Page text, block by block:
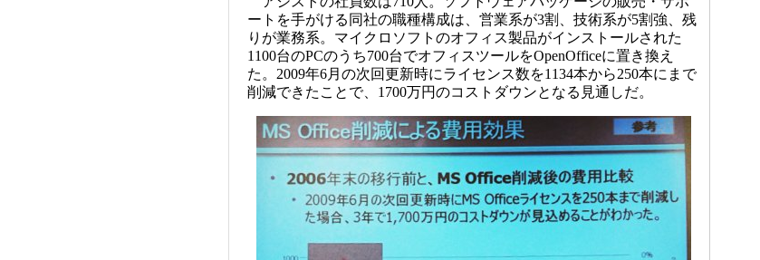
ートを手がける同社の職種構成は、営業系が3割、技術系が5割強、残
りが業務系。マイクロソフトのオフィス製品がインストールされた
1100台のPCのうち700台でオフィスツールをOpenOfficeに置き換え
た。2009年6月の次回更新時にライセンス数を1134本から250本にまで
削減できたことで、1700万円のコストダウンとなる見通しだ。